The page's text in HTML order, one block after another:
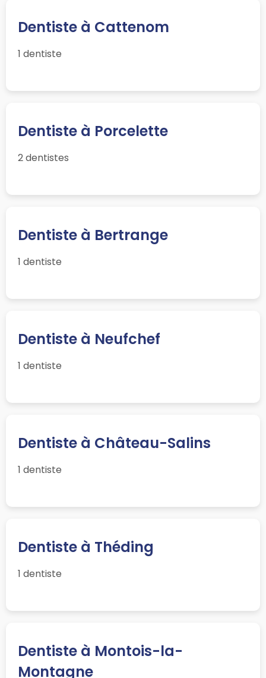
Dentiste à Cattenom
1 dentiste
Dentiste à Porcelette
2 dentistes
Dentiste à Bertrange
1 dentiste
Dentiste à Neufchef
1 dentiste
Dentiste à Château-Salins
1 dentiste
Dentiste à Théding
1 dentiste
Dentiste à Montois-la-
Montagne